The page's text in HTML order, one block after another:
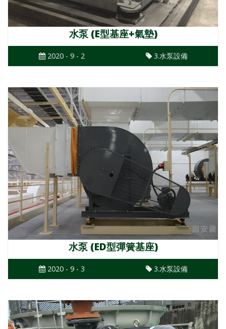
水泵 (E型基座+氣墊)
2020 - 9 - 2 3.水泵設備
水泵 (ED型彈簧基座)
2020 - 9 - 3 3.水泵設備